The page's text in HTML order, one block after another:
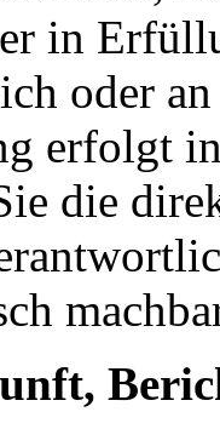
in
oder
erfolgt
die